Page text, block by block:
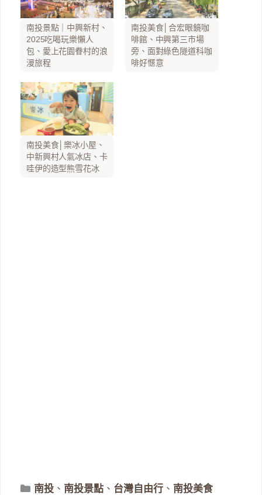
南投景點｜中興新村、
2025吃喝玩樂懶人
包、愛上花園眷村的浪
漫旅程
南投美食│合宏眼鏡咖
啡館、中興第三市場
旁、面對綠色隧道科咖
啡好愜意
南投美食│樂冰小屋、
中新興村人氣冰店、卡
哇伊的造型熊雪花冰
分
南投 、 南投景點 、 台灣自由行 、 南投美食